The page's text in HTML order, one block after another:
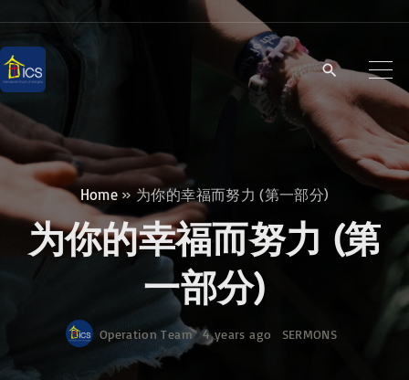
i
p
t
o
o
Home» 为你的幸福而努力 (第一部分)
为你的幸福而努力 (第
一部分)
Operation Team 4 years ago SERMONS